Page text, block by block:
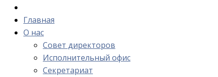
Главная
О нас
Cовет директоров
Исполнительный офис
Cекретариат